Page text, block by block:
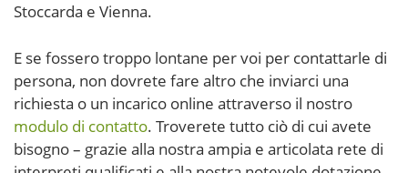
Stoccarda e Vienna.
E se fossero troppo lontane per voi per contattarle di
persona, non dovrete fare altro che inviarci una
richiesta o un incarico online attraverso il nostro
modulo di contatto. Troverete tutto ciò di cui avete
bisogno – grazie alla nostra ampia e articolata rete di